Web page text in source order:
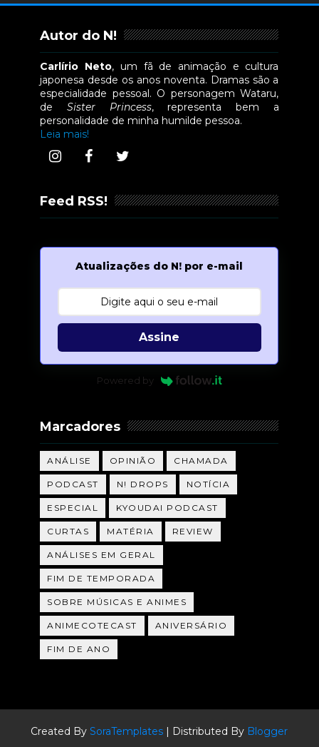
Autor do N!
Carlírio Neto, um fã de animação e cultura
japonesa desde os anos noventa. Dramas são a
especialidade pessoal. O personagem Wataru,
deSister Princess, representa bem a
personalidade de minha humilde pessoa.
Leia mais!
Feed RSS!
Atualizações do N! por e-mail
Assine
Powered by
Marcadores
ANÁLISE OPINIÃO CHAMADA
PODCAST N! DROPS NOTÍCIA
ESPECIAL KYOUDAI PODCAST
CURTAS MATÉRIA REVIEW
ANÁLISES EM GERAL
FIM DE TEMPORADA
SOBRE MÚSICAS E ANIMES
ANIMECOTECAST ANIVERSÁRIO
FIM DE ANO
Created BySoraTemplates | Distributed By Blogger